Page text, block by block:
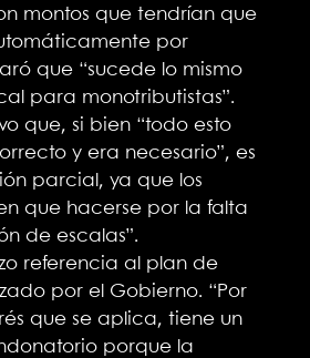
montos que tendrían que
por
que “sucede lo mismo
para monotributistas”.
que, si bien “todo esto
y era necesario”, es
parcial, ya que los
que hacerse por la falta
de escalas”.
referencia al plan de
por el Gobierno. “Por
que se aplica, tiene un
porque la